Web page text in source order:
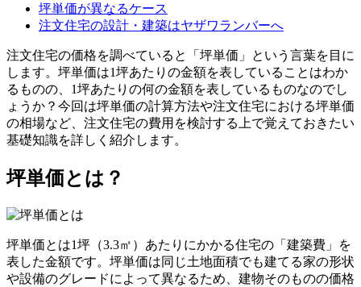
坪単価が異なるケース
注文住宅の設計・建築はヤザワランバーへ
注文住宅の価格を調べていると「坪単価」という言葉を目に
します。坪単価は1坪あたりの金額を表していることはわか
るものの、1坪あたりの何の金額を表しているものなのでし
ょうか？今回は坪単価の計算方法や注文住宅における坪単価
の相場など、注文住宅の費用を検討する上で覚えておきたい
基礎知識を詳しく紹介します。
坪単価とは？
坪単価とは1坪（3.3㎡）あたりにかかる住宅の「建築費」を
表した金額です。坪単価は同じ土地面積でも建てる家の形状
や設備のグレードによって異なるため、建物そのものの価格